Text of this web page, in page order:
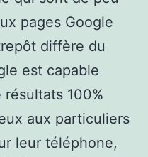
pages Google
diffère du
est capable
résultats 100%
aux particuliers
leur téléphone,